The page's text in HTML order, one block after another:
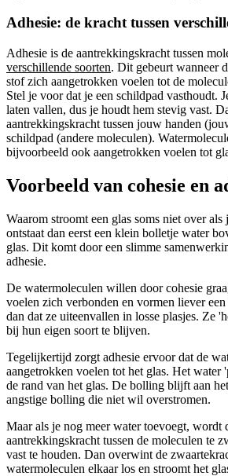
Adhesie: de kracht tussen
Adhesie is de aantrekkingskracht tussen
verschillende soorten. Dit gebeurt wanneer
stof zich aangetrokken voelen tot de
Stel je voor dat je een schildpad vasthoudt.
laten vallen, dus je houdt hem stevig vast.
aantrekkingskracht tussen jouw handen
schildpad (andere moleculen).
bijvoorbeeld ook aangetrokken voelen tot
Voorbeeld van cohesie en
Waarom stroomt een glas soms niet over
ontstaat dan eerst een klein bolletje water
glas. Dit komt door een slimme
adhesie.
De watermoleculen willen door cohesie
voelen zich verbonden en vormen liever
dan dat ze uiteenvallen in losse plasjes. Ze
bij hun eigen soort te blijven.
Tegelijkertijd zorgt adhesie ervoor dat de
aangetrokken voelen tot het glas. Het water
de rand van het glas. De bolling blijft aan
angstige bolling die niet wil overstromen.
Maar als je nog meer water toevoegt, wordt
aantrekkingskracht tussen de moleculen te
vast te houden. Dan overwint de
watermoleculen elkaar los en stroomt het